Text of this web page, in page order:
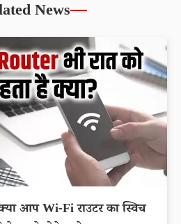
News
आप Wi-Fi राउटर का स्विच